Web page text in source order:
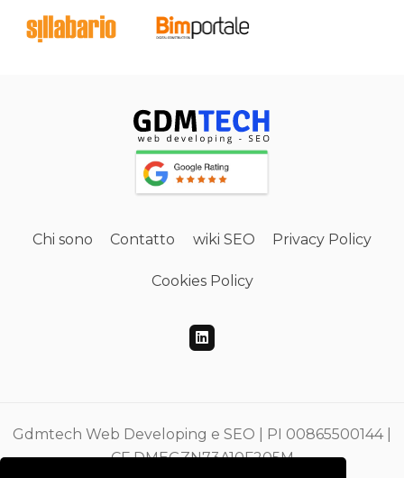
Chi sono Contatto wiki SEO Privacy Policy
Cookies Policy
Gdmtech Web Developing e SEO | PI 00865500144 |
CF DMEGZN73A10F205M